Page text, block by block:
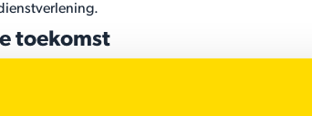
toekomst
zaden tot oplossingen, met als doel een